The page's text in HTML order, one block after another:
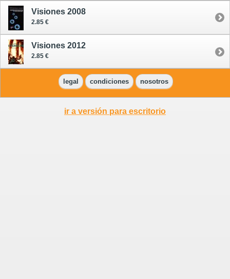
Visiones 2008
2.85 €
Visiones 2012
2.85 €
legal condiciones nosotros
ir a versión para escritorio